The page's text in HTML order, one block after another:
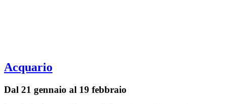
Acquario
Dal 21 gennaio al 19 febbraio